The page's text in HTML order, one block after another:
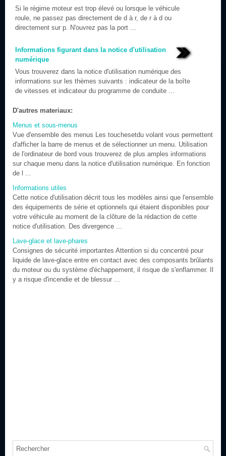
Si le régime moteur est trop élevé ou lorsque le véhicule
roule, ne passez pas directement de d à r, de r à d ou
directement sur p. N'ouvrez pas la port ...
Informations figurant dans la notice d'utilisation
numérique
Vous trouverez dans la notice d'utilisation numérique des
informations sur les thèmes suivants : indicateur de la boîte
de vitesses et indicateur du programme de conduite ...
D'autres materiaux:
Menus et sous-menus
Vue d'ensemble des menus Les touchesetdu volant vous permettent
d'afficher la barre de menus et de sélectionner un menu. Utilisation
de l'ordinateur de bord vous trouverez de plus amples informations
sur chaque menu dans la notice d'utilisation numérique. En fonction
de l ...
Informations utiles
Cette notice d'utilisation décrit tous les modèles ainsi que l'ensemble
des équipements de série et optionnels qui étaient disponibles pour
votre véhicule au moment de la clôture de la rédaction de cette
notice d'utilisation. Des divergence ...
Lave-glace et lave-phares
Consignes de sécurité importantes Attention si du concentré pour
liquide de lave-glace entre en contact avec des composants brûlants
du moteur ou du système d'échappement, il risque de s'enflammer. Il
y a risque d'incendie et de blessur ...